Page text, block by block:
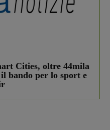
Cities, oltre 44mila
bando per lo sport e